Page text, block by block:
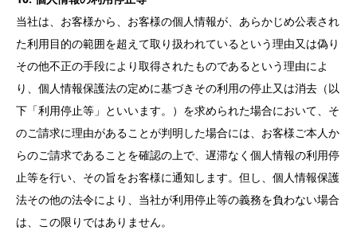
当社は、お客様から、お客様の個人情報が、あらかじめ公表され
た利用目的の範囲を超えて取り扱われているという理由又は偽り
その他不正の手段により取得されたものであるという理由によ
り、個人情報保護法の定めに基づきその利用の停止又は消去（以
下「利用停止等」といいます。）を求められた場合において、そ
のご請求に理由があることが判明した場合には、お客様ご本人か
らのご請求であることを確認の上で、遅滞なく個人情報の利用停
止等を行い、その旨をお客様に通知します。但し、個人情報保護
法その他の法令により、当社が利用停止等の義務を負わない場合
は、この限りではありません。